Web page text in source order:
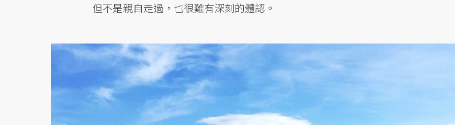
但不是親自走過，也很難有深刻的體認。